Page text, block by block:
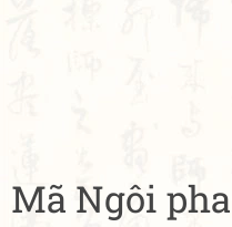
Mã Ngôi pha